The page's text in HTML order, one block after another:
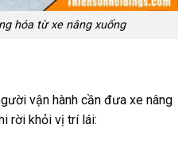
hóa từ xe nâng xuống
vận hành cần đưa xe nâng
rời khỏi vị trí lái: